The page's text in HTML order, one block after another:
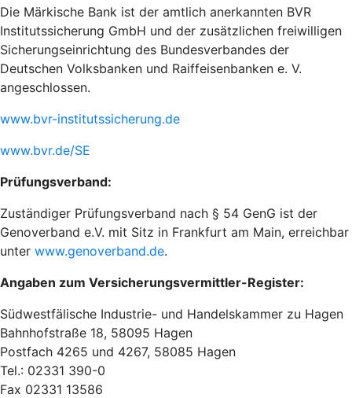
Die Märkische Bank ist der amtlich anerkannten BVR
Institutssicherung GmbH und der zusätzlichen freiwilligen
Sicherungseinrichtung des Bundesverbandes der
Deutschen Volksbanken und Raiffeisenbanken e. V.
angeschlossen.
www.bvr-institutssicherung.de
www.bvr.de/SE
Prüfungsverband:
Zuständiger Prüfungsverband nach § 54 GenG ist der
Genoverband e.V. mit Sitz in Frankfurt am Main, erreichbar
unter www.genoverband.de.
Angaben zum Versicherungsvermittler-Register:
Südwestfälische Industrie- und Handelskammer zu Hagen
Bahnhofstraße 18, 58095 Hagen
Postfach 4265 und 4267, 58085 Hagen
Tel.: 02331 390-0
Fax 02331 13586